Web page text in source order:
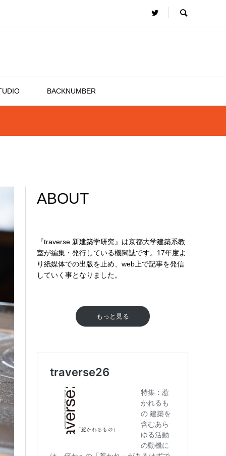
BACKNUMBER
ABOUT
『traverse 新建築学研究』は京都大学建築系教
室が編集・発行している機関誌です。17年度よ
り紙媒体での出版を止め、web上で記事を発信
していく事となりました。
もっと見る